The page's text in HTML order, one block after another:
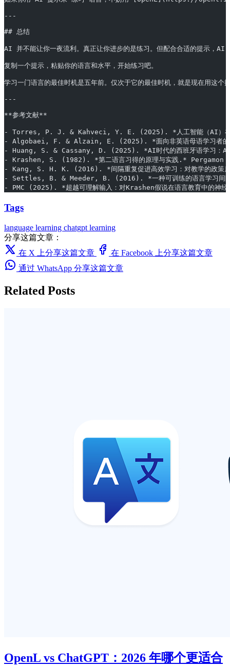
---
## 总结
AI 并不能让你一夜流利。真正让你进步的是练习。但配合合适的提示，AI
复制一个提示，粘贴你的语言和水平，开始练习吧。
学习一门语言的最佳时机是五年前。仅次于它的最佳时机，就是现在用这个
---
**参考文献**
- Torres, P. J. & Kahveci, Y. E. (2025). *人工智能（AI）在
- Algobaei, F. & Alzain, E. (2025). *面向非英语母语学习者的
- Huang, S. & Cassany, D. (2025). *AI时代的西班牙语学习
- Krashen, S. (1982). *第二语言习得的原理与实践.* Pergamon
- Kang, S. H. K. (2016). *间隔重复促进高效学习：对教学的政
- Settles, B. & Meeder, B. (2016). *一种可训练的语言学习
- PMC (2025). *超越可理解输入：对Krashen假说在语言教育
Tags
language learning chatgpt learning
分享这篇文章：
在 X 上分享这篇文章
在 Facebook 上分享这篇文章
通过 WhatsApp 分享这篇文章
Related Posts
OpenL vs ChatGPT：2026 年哪个更适合